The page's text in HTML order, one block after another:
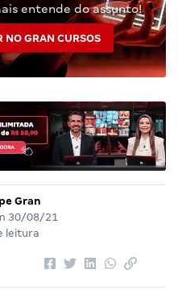
entende do assunto!
NO GRAN CURSOS
Gran
30/08/21
leitura